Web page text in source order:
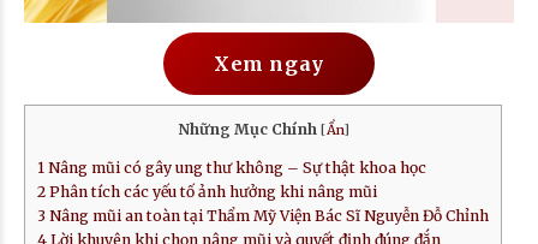
Xem ngay
Những Mục Chính [Ẩn]
1 Nâng mũi có gây ung thư không – Sự thật khoa học
2 Phân tích các yếu tố ảnh hưởng khi nâng mũi
3 Nâng mũi an toàn tại Thẩm Mỹ Viện Bác Sĩ Nguyễn Đỗ Chỉnh
4 Lời khuyên khi chọn nâng mũi và quyết định đúng đắn